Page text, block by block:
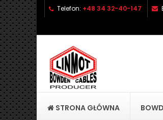
Telefon: +48 34 32-40-147
STRONA GŁÓWNA